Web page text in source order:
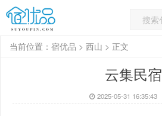
当前位置： 宿优品 > 西山 > 正文
云集民宿
2025-05-31 16:35:43